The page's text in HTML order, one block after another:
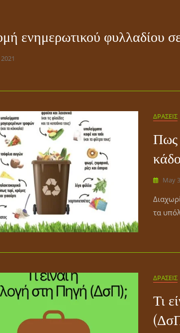
ενημερωτικού φυλλαδίου
ΔΡΑΣΕΙΣ
Πως
May
τα
ΔΡΑΣΕΙΣ
Τι